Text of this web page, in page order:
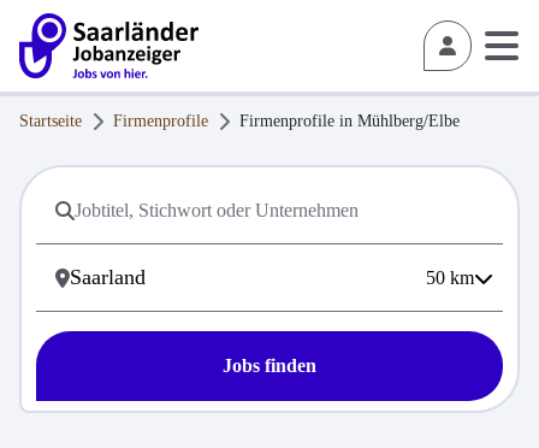
Startseite Firmenprofile Firmenprofile in Mühlberg/Elbe
50 km
Jobs finden